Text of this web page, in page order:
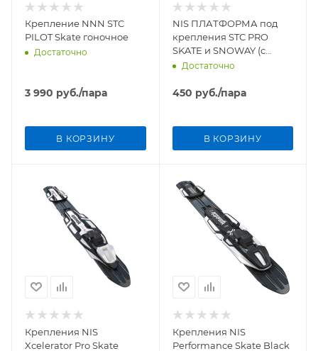
Крепление NNN STC
PILOT Skate гоночное
Достаточно
3 990 руб./пара
В КОРЗИНУ
NIS ПЛАТФОРМА под
крепления STC PRO
SKATE и SNOWAY (с
шурупами)
Достаточно
450 руб./пара
В КОРЗИНУ
Крепления NIS
Xcelerator Pro Skate
Крепления NIS
Performance Skate Black